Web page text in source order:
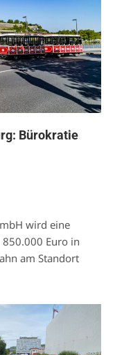
Bürokratie
wird eine
Euro in
am Standort